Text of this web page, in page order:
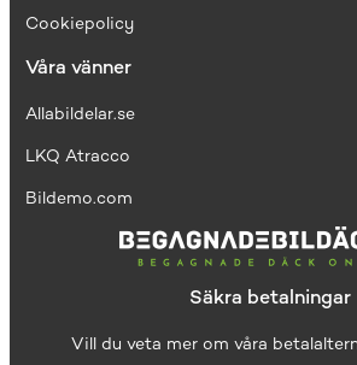
Cookiepolicy
Våra vänner
Allabildelar.se
LKQ Atracco
Bildemo.com
Säkra betalningar
Vill du veta mer om våra